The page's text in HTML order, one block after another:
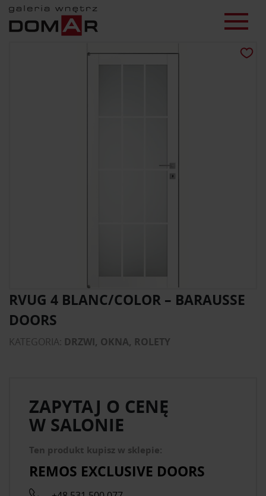
RVUG 4 BLANC/COLOR – BARAUSSE
DOORS
KATEGORIA: DRZWI, OKNA, ROLETY
ZAPYTAJ O CENĘ
W SALONIE
Ten produkt kupisz w sklepie:
REMOS EXCLUSIVE DOORS